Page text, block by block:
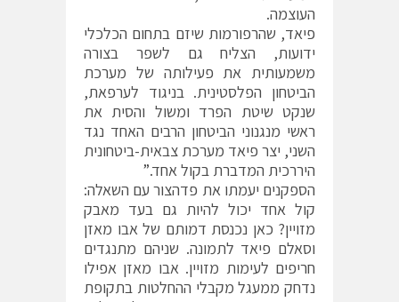
העוצמה.
פיאד, שהרפורמות שיזם בתחום הכלכלי
ידועות, הצליח גם לשפר בצורה
משמעותית את פעילותה של מערכת
הביטחון הפלסטינית. בניגוד לערפאת,
שנקט שיטת הפרד ומשול והסית את
ראשי מנגנוני הביטחון הרבים האחד נגד
השני, יצר פיאד מערכת צבאית-ביטחונית
היררכית המדברת בקול אחד.”
הספקנים יעמתו את פדהצור עם השאלה:
קול אחד יכול להיות גם בעד מאבק
מזויין? כאן נכנסת דמותם של אבו מאזן
וסאלם פיאד לתמונה. שניהם מתנגדים
חריפים לעימות מזויין. אבו מאזן אפילו
נדחק ממעגל מקבלי ההחלטות בתקופת